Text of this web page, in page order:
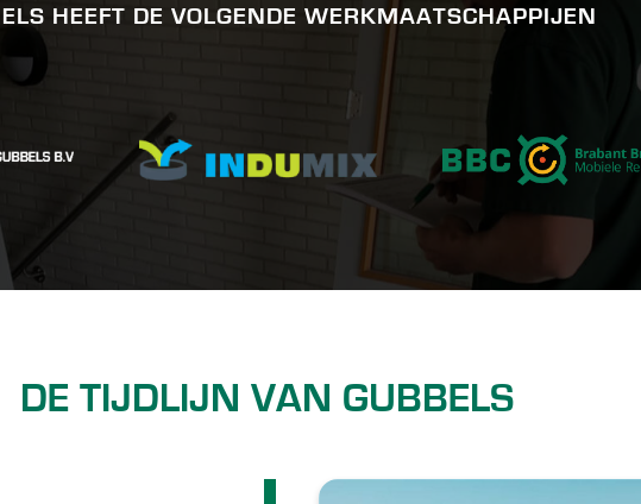
HEEFT DE VOLGENDE WERKMAATSCHAPPIJEN
DE TIJDLIJN VAN GUBBELS